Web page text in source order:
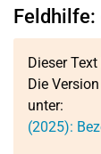
Feldhilfe:
Dieser
Die
unter:
(2025):